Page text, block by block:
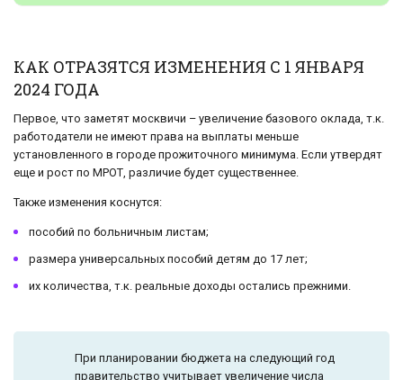
КАК ОТРАЗЯТСЯ ИЗМЕНЕНИЯ С 1 ЯНВАРЯ
2024 ГОДА
Первое, что заметят москвичи – увеличение базового оклада, т.к.
работодатели не имеют права на выплаты меньше
установленного в городе прожиточного минимума. Если утвердят
еще и рост по МРОТ, различие будет существеннее.
Также изменения коснутся:
пособий по больничным листам;
размера универсальных пособий детям до 17 лет;
их количества, т.к. реальные доходы остались прежними.
При планировании бюджета на следующий год
правительство учитывает увеличение числа